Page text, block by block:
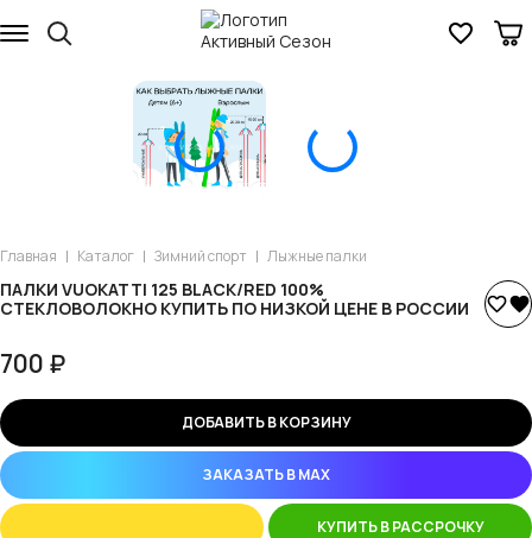
Главная Каталог Зимний спорт Лыжные палки
ПАЛКИ VUOKATTI 125 BLACK/RED 100%
СТЕКЛОВОЛОКНО КУПИТЬ ПО НИЗКОЙ ЦЕНЕ В РОССИИ
700 ₽
ДОБАВИТЬ В КОРЗИНУ
ЗАКАЗАТЬ В MAX
КУПИТЬ В РАССРОЧКУ